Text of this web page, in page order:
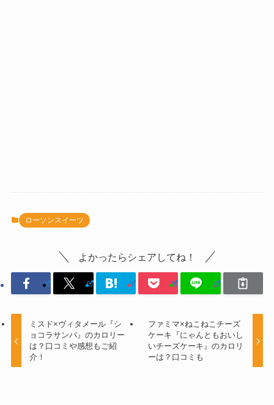
ローソンスイーツ
よかったらシェアしてね！
ミスド×ヴィタメール『シ
ョコラサンバ』のカロリー
は？口コミや感想もご紹
介！
ファミマ×ねこねこチーズ
ケーキ『にゃんともおいし
いチーズケーキ』のカロリ
ーは？口コミも